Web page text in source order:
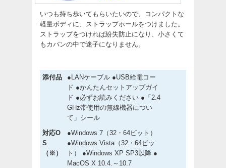
いつも持ち歩いてもらいたいので、コンパクトな
軽量ボディに、ストラップホールをつけました。
ストラップをつければ紛失防止になり、小さくて
もカバンの中で迷子になりません。
添付品
●LANケーブル ●USB給電コー
ド ●かんたんセットアップガイ
ド ●必ずお読みください ●「2.4
GHz帯使用の無線機器につい
て」シール
対応O
S
（※）
●Windows 7（32・64ビット）
●Windows Vista（32・64ビッ
ト） ●Windows XP SP3以降 ●
MacOS X 10.4.～10.7